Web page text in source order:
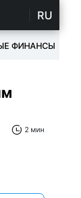
RU
ФИНАНСЫ
2 мин